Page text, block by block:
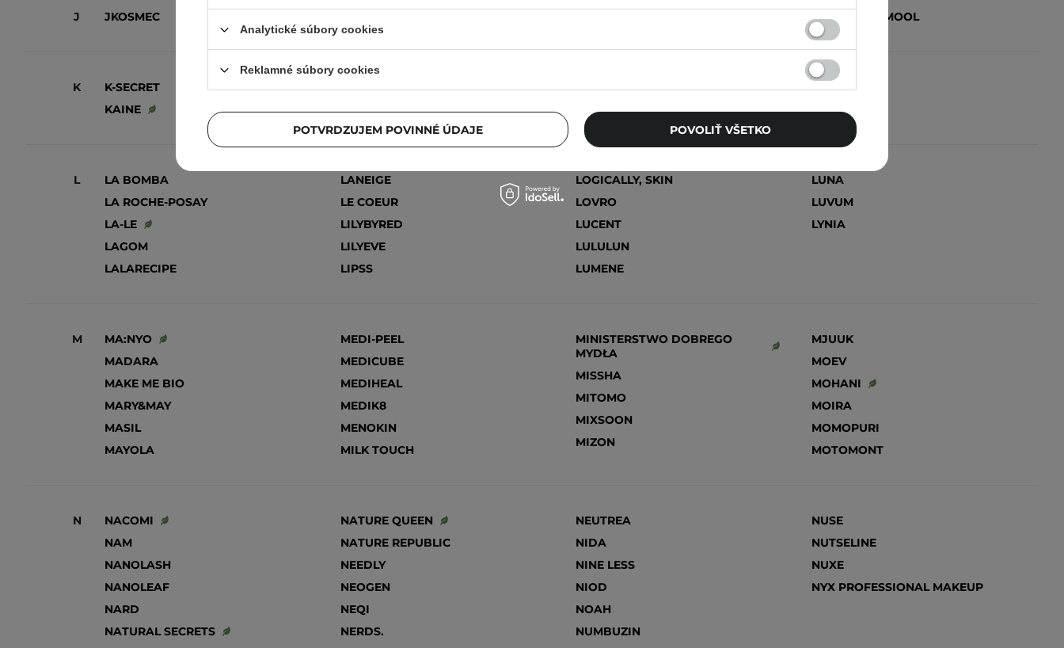
J JKOSMEC JUNG SAEM MOOL
K
K-SECRET
KAINE
KEVIN MURPHY
KOPHER
KORRES
KRACIE
L
LA BOMBA
LA ROCHE-POSAY
LA-LE
LAGOM
LALARECIPE
LANEIGE
LE COEUR
LILYBYRED
LILYEVE
LIPSS
LOGICALLY, SKIN
LOVRO
LUCENT
LULULUN
LUMENE
LUNA
LUVUM
LYNIA
M
MA:NYO
MADARA
MAKE ME BIO
MARY&MAY
MASIL
MAYOLA
MEDI-PEEL
MEDICUBE
MEDIHEAL
MEDIK8
MENOKIN
MILK TOUCH
MINISTERSTWO DOBREGO
MYDŁA
MISSHA
MITOMO
MIXSOON
MIZON
MJUUK
MOEV
MOHANI
MOIRA
MOMOPURI
MOTOMONT
N
NACOMI
NAM
NANOLASH
NANOLEAF
NARD
NATURAL SECRETS
NATURE QUEEN
NATURE REPUBLIC
NEEDLY
NEOGEN
NEQI
NERDS.
NEUTREA
NIDA
NINE LESS
NIOD
NOAH
NUMBUZIN
NUSE
NUTSELINE
NUXE
NYX PROFESSIONAL MAKEUP
Analytické súbory cookies
Reklamné súbory cookies
POTVRDZUJEM POVINNÉ ÚDAJE POVOLIŤ VŠETKO